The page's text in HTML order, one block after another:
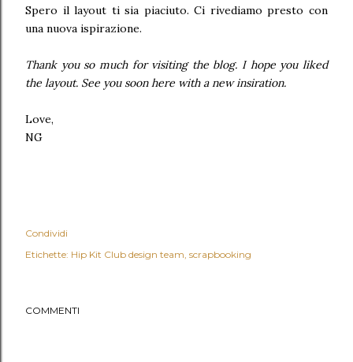
Spero il layout ti sia piaciuto. Ci rivediamo presto con
una nuova ispirazione.
Thank you so much for visiting the blog. I hope you liked
the layout. See you soon here with a new insiration.
Love,
NG
Condividi
Etichette: Hip Kit Club design team scrapbooking
COMMENTI